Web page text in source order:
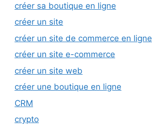
créer sa boutique en ligne
créer un site
créer un site de commerce en ligne
créer un site e-commerce
créer un site web
créer une boutique en ligne
CRM
crypto